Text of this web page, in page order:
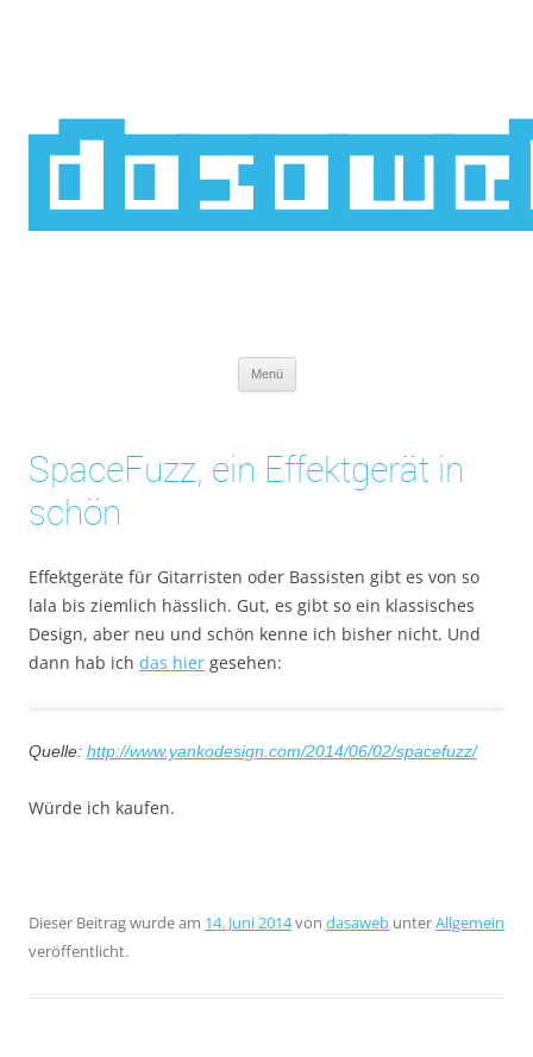
Menü
SpaceFuzz, ein Effektgerät in
schön
Effektgeräte für Gitarristen oder Bassisten gibt es von so
lala bis ziemlich hässlich. Gut, es gibt so ein klassisches
Design, aber neu und schön kenne ich bisher nicht. Und
dann hab ich das hier gesehen:
Quelle: http://www.yankodesign.com/2014/06/02/spacefuzz/
Würde ich kaufen.
Dieser Beitrag wurde am 14. Juni 2014von dasaweb unterAllgemein
veröffentlicht.